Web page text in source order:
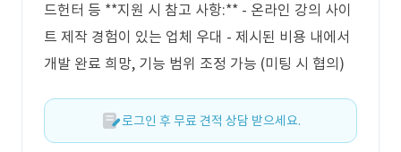
드헌터 등 **지원 시 참고 사항:** - 온라인 강의 사이
트 제작 경험이 있는 업체 우대 - 제시된 비용 내에서
개발 완료 희망, 기능 범위 조정 가능 (미팅 시 협의)
로그인 후 무료 견적 상담 받으세요.